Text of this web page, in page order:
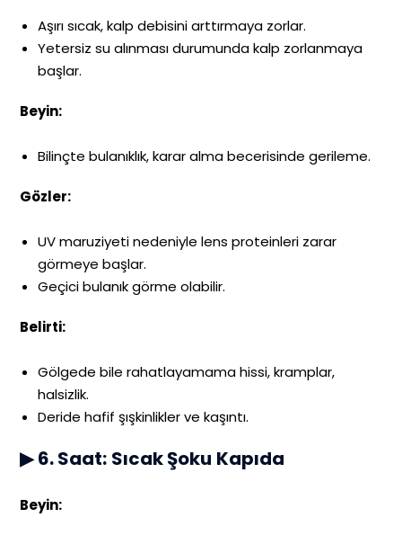
Aşırı sıcak, kalp debisini arttırmaya zorlar.
Yetersiz su alınması durumunda kalp zorlanmaya
başlar.
Beyin:
Bilinçte bulanıklık, karar alma becerisinde gerileme.
Gözler:
UV maruziyeti nedeniyle lens proteinleri zarar
görmeye başlar.
Geçici bulanık görme olabilir.
Belirti:
Gölgede bile rahatlayamama hissi, kramplar,
halsizlik.
Deride hafif şışkinlikler ve kaşıntı.
▶ 6. Saat: Sıcak Şoku Kapıda
Beyin: